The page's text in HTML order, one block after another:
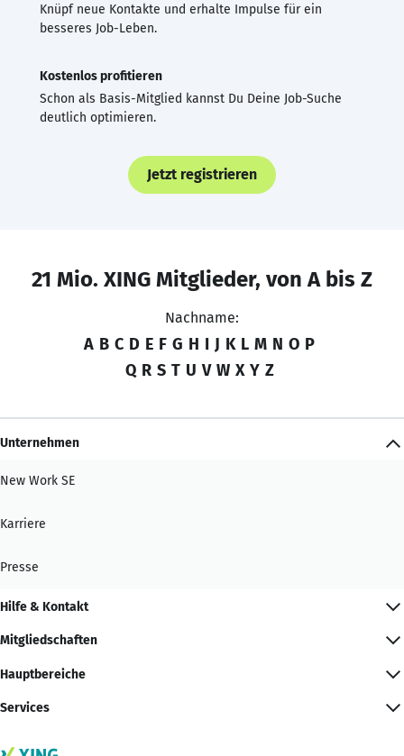
Knüpf neue Kontakte und erhalte Impulse für ein
besseres Job-Leben.
Kostenlos profitieren
Schon als Basis-Mitglied kannst Du Deine Job-Suche
deutlich optimieren.
Jetzt registrieren
21 Mio. XING Mitglieder, von A bis Z
Nachname:
A B C D E F G H I J K L M N O P
Q R S T U V W X Y Z
Unternehmen
New Work SE
Karriere
Presse
Hilfe & Kontakt
Mitgliedschaften
Hauptbereiche
Services